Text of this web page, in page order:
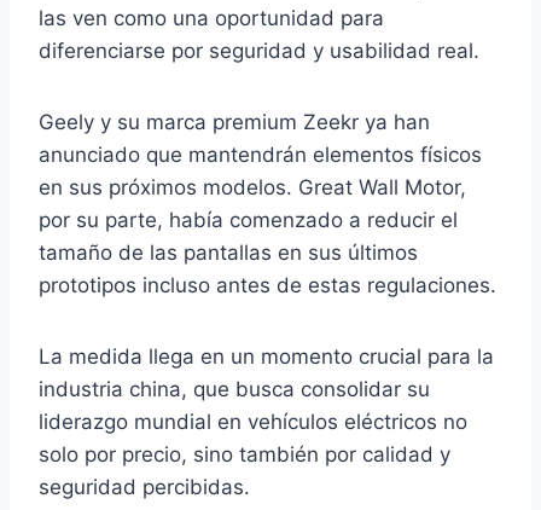
las ven como una oportunidad para
diferenciarse por seguridad y usabilidad real.
Geely y su marca premium Zeekr ya han
anunciado que mantendrán elementos físicos
en sus próximos modelos. Great Wall Motor,
por su parte, había comenzado a reducir el
tamaño de las pantallas en sus últimos
prototipos incluso antes de estas regulaciones.
La medida llega en un momento crucial para la
industria china, que busca consolidar su
liderazgo mundial en vehículos eléctricos no
solo por precio, sino también por calidad y
seguridad percibidas.